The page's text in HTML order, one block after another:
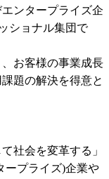
ンタープライズ企
ショナル集団で
お客様の事業成長
題の解決を得意と
社会を変革する」
ープライズ)企業や